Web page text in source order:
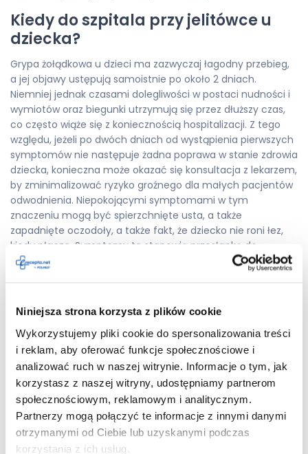
Niniejsza strona korzysta z plików cookie
Wykorzystujemy pliki cookie do spersonalizowania treści
i reklam, aby oferować funkcje społecznościowe i
analizować ruch w naszej witrynie. Informacje o tym, jak
korzystasz z naszej witryny, udostępniamy partnerom
społecznościowym, reklamowym i analitycznym.
Partnerzy mogą połączyć te informacje z innymi danymi
otrzymanymi od Ciebie lub uzyskanymi podczas
korzystania z ich usług.
Kiedy do szpitala przy jelitówce u
dziecka?
Grypa żołądkowa u dzieci ma zazwyczaj łagodny przebieg,
a jej objawy ustępują samoistnie po około 2 dniach.
Niemniej jednak czasami dolegliwości w postaci nudności i
wymiotów oraz biegunki utrzymują się przez dłuższy czas,
co często wiąże się z koniecznością hospitalizacji. Z tego
względu, jeżeli po dwóch dniach od wystąpienia pierwszych
symptomów nie następuje żadna poprawa w stanie zdrowia
dziecka, konieczna może okazać się konsultacja z lekarzem,
by zminimalizować ryzyko groźnego dla małych pacjentów
odwodnienia. Niepokojącymi symptomami w tym
znaczeniu mogą być spierzchnięte usta, a także
zapadnięte oczodoły, a także fakt, że dziecko nie roni łez,
kiedy płacze. Symptomy te stanowią przesłankę do
natychmiastowej konsultacji lekarskiej i nierzadko wiążą się
Domowe sposoby na jelitówkę u
dzieci
Domowe sposoby leczenia grypy jelitowej polegają przede
wszystkim na nawadnianiu organizmu dziecka i stosowaniu
zasad diety lekkostrawnej. W tym znaczeniu konieczne jest
częste podawanie dziecku płynów – najlepiej wody. Istotne
jest podawanie małych ilości płynów, ale w krótkich
odstępach czasu. Co ważne, płyny powinny być chłodne,
gdyż ciepłe mogą wywołać odruch wymiotny. W przypadku,